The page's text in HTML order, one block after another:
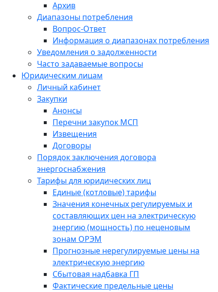
Архив
Диапазоны потребления
Вопрос-Ответ
Информация о диапазонах потребления
Уведомления о задолженности
Часто задаваемые вопросы
Юридическим лицам
Личный кабинет
Закупки
Анонсы
Перечни закупок МСП
Извещения
Договоры
Порядок заключения договора
энергоснабжения
Тарифы для юридических лиц
Единые (котловые) тарифы
Значения конечных регулируемых и
составляющих цен на электрическую
энергию (мощность) по неценовым
зонам ОРЭМ
Прогнозные нерегулируемые цены на
электрическую энергию
Сбытовая надбавка ГП
Фактические предельные цены